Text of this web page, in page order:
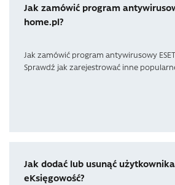
Jak zamówić program
home.pl?
Jak zamówić program antywirusowy
Sprawdź jak zarejestrować inne
Jak dodać lub usunąć
eKsięgowość?